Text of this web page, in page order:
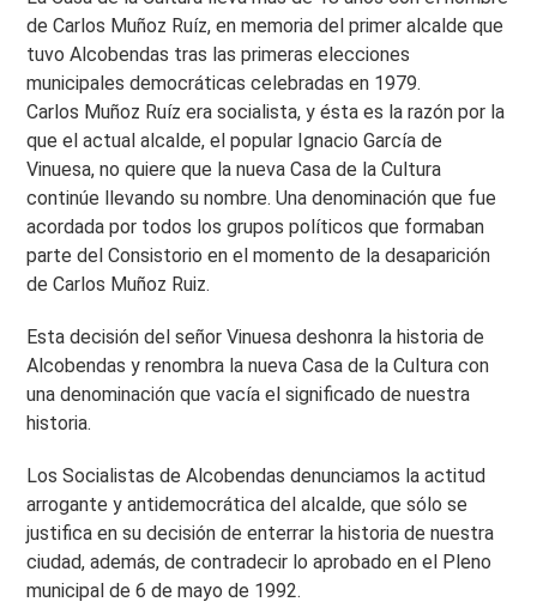
de Carlos Muñoz Ruíz, en memoria del primer alcalde que
tuvo Alcobendas tras las primeras elecciones
municipales democráticas celebradas en 1979.
Carlos Muñoz Ruíz era socialista, y ésta es la razón por la
que el actual alcalde, el popular Ignacio García de
Vinuesa, no quiere que la nueva Casa de la Cultura
continúe llevando su nombre. Una denominación que fue
acordada por todos los grupos políticos que formaban
parte del Consistorio en el momento de la desaparición
de Carlos Muñoz Ruiz.
Esta decisión del señor Vinuesa deshonra la historia de
Alcobendas y renombra la nueva Casa de la Cultura con
una denominación que vacía el significado de nuestra
historia.
Los Socialistas de Alcobendas denunciamos la actitud
arrogante y antidemocrática del alcalde, que sólo se
justifica en su decisión de enterrar la historia de nuestra
ciudad, además, de contradecir lo aprobado en el Pleno
municipal de 6 de mayo de 1992.